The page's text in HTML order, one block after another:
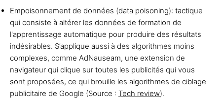
Empoisonnement de données (data poisoning): tactique
qui consiste à altérer les données de formation de
l'apprentissage automatique pour produire des résultats
indésirables. S’applique aussi à des algorithmes moins
complexes, comme AdNauseam, une extension de
navigateur qui clique sur toutes les publicités qui vous
sont proposées, ce qui brouille les algorithmes de ciblage
publicitaire de Google (Source : Tech review).